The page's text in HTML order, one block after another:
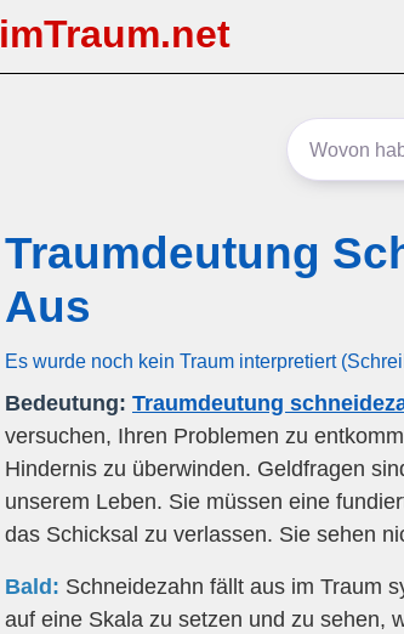
imTraum.net
Traumdeutung
Aus
Es wurde noch kein Traum interpretiert
Bedeutung: Traumdeutung
versuchen, Ihren Problemen zu
Hindernis zu überwinden. Geldfragen
unserem Leben. Sie müssen eine
das Schicksal zu verlassen. Sie sehen
Bald: Schneidezahn fällt aus im Traum
auf eine Skala zu setzen und zu sehen,